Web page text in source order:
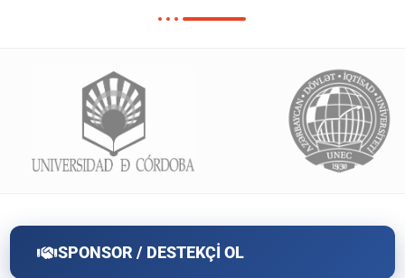
SPONSOR / DESTEKÇİ OL